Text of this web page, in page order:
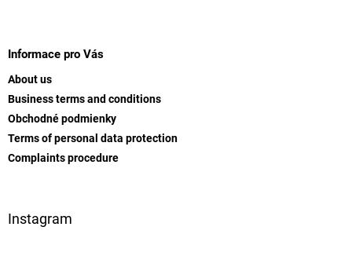
l
Informace pro Vás
About us
Business terms and conditions
Obchodné podmienky
Terms of personal data protection
Complaints procedure
Instagram